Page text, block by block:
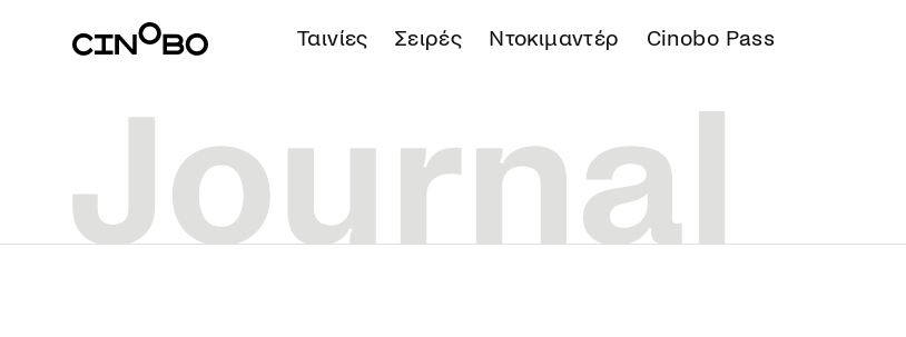
Ταινίες Σειρές Ντοκιμαντέρ Cinobo Pass